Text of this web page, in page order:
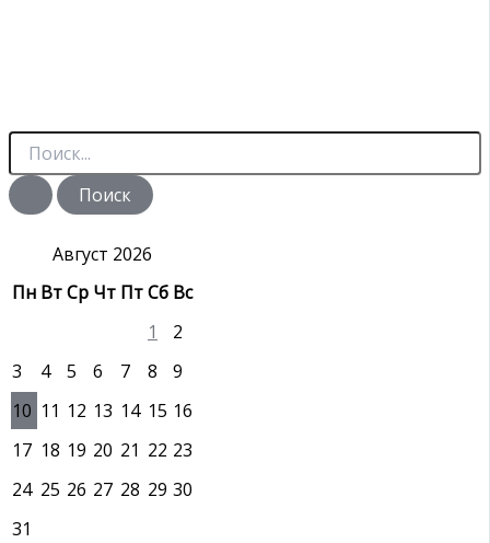
П
и
с
Август 2026
Пн ВтСр Чт ПтСб Вс
1
2
3
4 5 6 7 8
9
10 11 12 13 14 15 16
17 18 19 20 21 22 23
24 25 26 27 28 29 30
31